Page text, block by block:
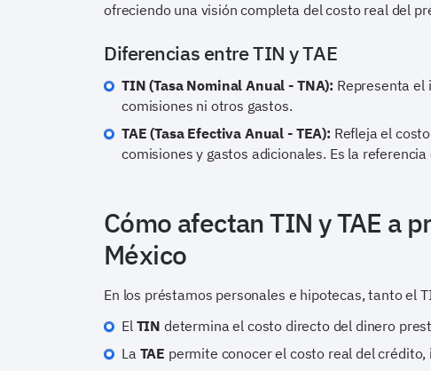
ofreciendo una visión completa del costo real del
Diferencias entre TIN y TAE
TIN (Tasa Nominal Anual - TNA): Representa el
comisiones ni otros gastos.
TAE (Tasa Efectiva Anual - TEA): Refleja el
comisiones y gastos adicionales. Es la
Cómo afectan TIN y TAE a
México
En los préstamos personales e hipotecas, tanto el
El TIN determina el costo directo del dinero
La TAE permite conocer el costo real del crédito,